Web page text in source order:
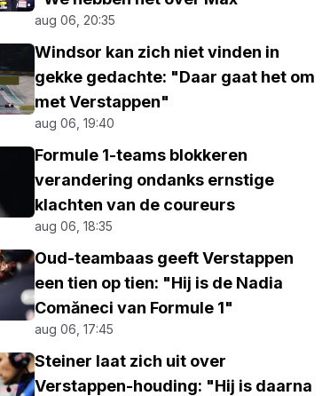
aug 06, 20:35
Windsor kan zich niet vinden in
gekke gedachte: "Daar gaat het om
met Verstappen"
aug 06, 19:40
Formule 1-teams blokkeren
verandering ondanks ernstige
klachten van de coureurs
aug 06, 18:35
Oud-teambaas geeft Verstappen
een tien op tien: "Hij is de Nadia
Comăneci van Formule 1"
aug 06, 17:45
Steiner laat zich uit over
Verstappen-houding: "Hij is daarna